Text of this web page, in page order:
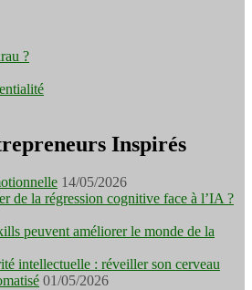
?
Inspirés
14/05/2026
de la régression cognitive face à l’IA ?
peuvent améliorer le monde de la
intellectuelle : réveiller son cerveau
01/05/2026